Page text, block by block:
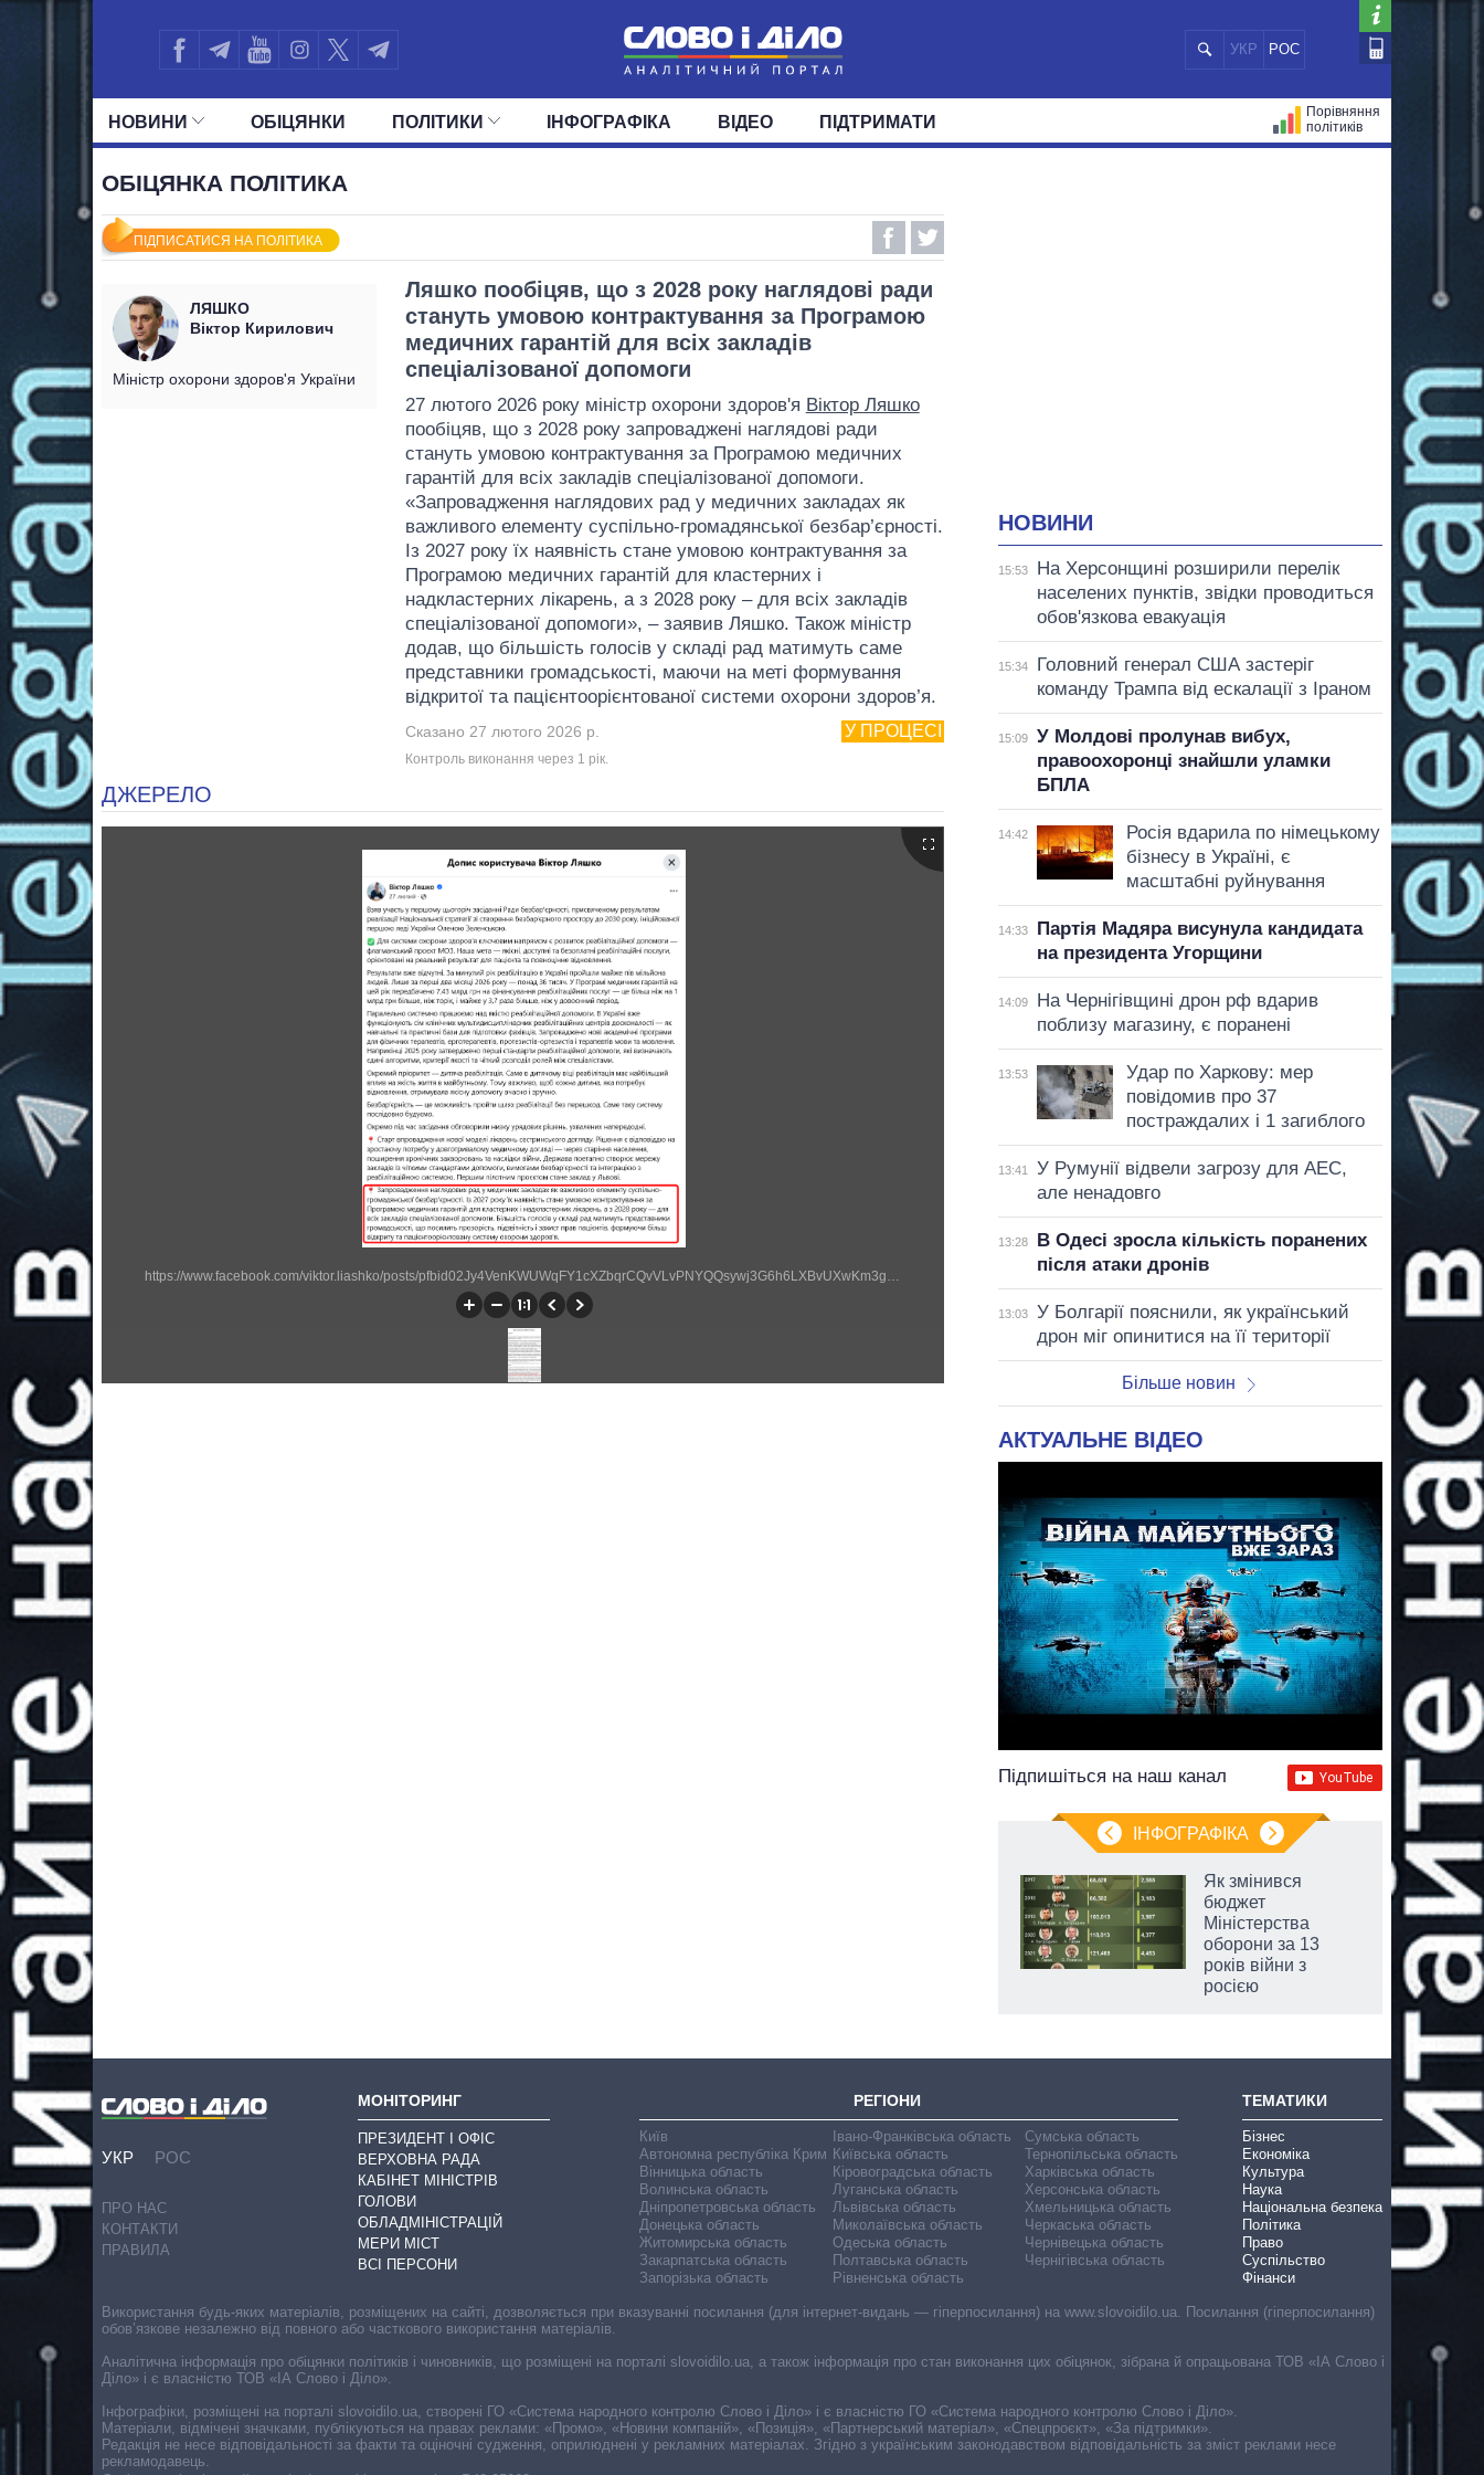
УКР РОС
НОВИНИ
СВІТ
ОБIЦЯНКИ ПОЛIТИКИ
ОКРУГИ
ІНФОГРАФІКА ВІДЕО ПІДТРИМАТИ
Порівняння
політиків
ОБІЦЯНКА ПОЛІТИКА
ПІДПИСАТИСЯ НА ПОЛІТИКА
ЛЯШКО
Віктор Кирилович
Міністр охорони здоров'я України
Ляшко пообіцяв, що з 2028 року наглядові ради
стануть умовою контрактування за Програмою
медичних гарантій для всіх закладів
спеціалізованої допомоги
27 лютого 2026 року міністр охорони здоров'я Віктор Ляшко
пообіцяв, що з 2028 року запроваджені наглядові ради
стануть умовою контрактування за Програмою медичних
гарантій для всіх закладів спеціалізованої допомоги.
«Запровадження наглядових рад у медичних закладах як
важливого елементу суспільно-громадянської безбар’єрності.
Із 2027 року їх наявність стане умовою контрактування за
Програмою медичних гарантій для кластерних і
надкластерних лікарень, а з 2028 року – для всіх закладів
спеціалізованої допомоги», – заявив Ляшко. Також міністр
додав, що більшість голосів у складі рад матимуть саме
представники громадськості, маючи на меті формування
відкритої та пацієнтоорієнтованої системи охорони здоров’я.
У ПРОЦЕСІ
Сказано 27 лютого 2026 р.
Контроль виконання через 1 рiк.
ДЖЕРЕЛО
НОВИНИ
15:53
На Херсонщині розширили перелік
населених пунктів, звідки проводиться
обов'язкова евакуація
15:34
Головний генерал США застеріг
команду Трампа від ескалації з Іраном
15:09
У Молдові пролунав вибух,
правоохоронці знайшли уламки
БПЛА
14:42
Росія вдарила по німецькому
бізнесу в Україні, є
масштабні руйнування
14:33
Партія Мадяра висунула кандидата
на президента Угорщини
14:09
На Чернігівщині дрон рф вдарив
поблизу магазину, є поранені
13:53
Удар по Харкову: мер
повідомив про 37
постраждалих і 1 загиблого
13:41
У Румунії відвели загрозу для АЕС,
але ненадовго
13:28
В Одесі зросла кількість поранених
після атаки дронів
13:03
У Болгарії пояснили, як український
дрон міг опинитися на її території
Більше новин
АКТУАЛЬНЕ ВІДЕО
Підпишіться на наш канал
ІНФОГРАФІКА
Як змінився
бюджет
Міністерства
оборони за 13
років війни з
росією
УКР РОС
ПРО НАС
КОНТАКТИ
ПРАВИЛА
МОНІТОРИНГ
ПРЕЗИДЕНТ І ОФІС
ВЕРХОВНА РАДА
КАБІНЕТ МІНІСТРІВ
ГОЛОВИ
ОБЛАДМІНІСТРАЦІЙ
МЕРИ МІСТ
ВСІ ПЕРСОНИ
РЕГІОНИ
Київ
Автономна республіка Крим
Вінницька область
Волинська область
Дніпропетровська область
Донецька область
Житомирська область
Закарпатська область
Запорізька область
Івано-Франківська область
Київська область
Кіровоградська область
Луганська область
Львівська область
Миколаївська область
Одеська область
Полтавська область
Рівненська область
Сумська область
Тернопільська область
Харківська область
Херсонська область
Хмельницька область
Черкаська область
Чернівецька область
Чернігівська область
ТЕМАТИКИ
Бізнес
Економіка
Культура
Наука
Національна безпека
Політика
Право
Суспільство
Фінанси
Використання будь-яких матеріалів, розміщених на сайті, дозволяється при вказуванні посилання (для інтернет-видань — гіперпосилання) на www.slovoidilo.ua. Посилання (гіперпосилання)
обов’язкове незалежно від повного або часткового використання матеріалів.
Аналітична інформація про обіцянки політиків і чиновників, що розміщені на порталі slovoidilo.ua, а також інформація про стан виконання цих обіцянок, зібрана й опрацьована ТОВ «ІА Слово і
Діло» і є власністю ТОВ «ІА Слово і Діло».
Інфографіки, розміщені на порталі slovoidilo.ua, створені ГО «Система народного контролю Слово і Діло» і є власністю ГО «Система народного контролю Слово і Діло».
Матеріали, відмічені значками, публікуються на правах реклами: «Промо», «Новини компаній», «Позиція», «Партнерський матеріал», «Спецпроєкт», «За підтримки».
Редакція не несе відповідальності за факти та оціночні судження, оприлюднені у рекламних матеріалах. Згідно з українським законодавством відповідальність за зміст реклами несе
рекламодавець.